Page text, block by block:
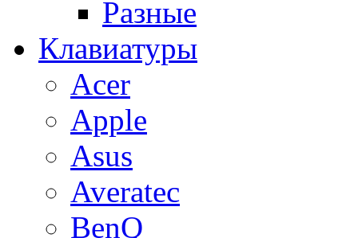
Разные
Клавиатуры
Acer
Apple
Asus
Averatec
BenQ